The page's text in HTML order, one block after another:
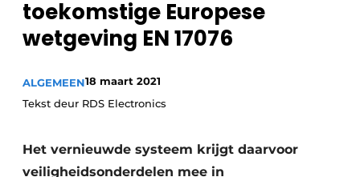
toekomstige Europese
wetgeving EN 17076
ALGEMEEN18 maart 2021
Tekst deur RDS Electronics
Het vernieuwde systeem krijgt daarvoor
veiligheidsonderdelen mee in